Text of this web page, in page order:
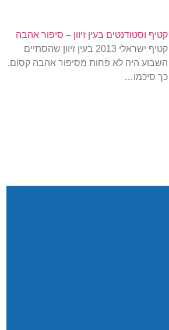
קטיף וסטודנטים בעין זיוון – סיפור אהבה
קטיף ישראלי 2013 בעין זיוון שהסתיים
השבוע היה לא פחות מסיפור אהבה קסום.
כך סיכמו…